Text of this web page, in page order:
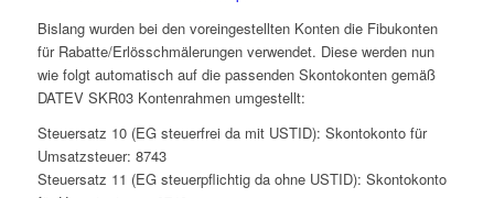
Bislang wurden bei den voreingestellten Konten die Fibukonten
für Rabatte/Erlösschmälerungen verwendet. Diese werden nun
wie folgt automatisch auf die passenden Skontokonten gemäß
DATEV SKR03 Kontenrahmen umgestellt:
Steuersatz 10 (EG steuerfrei da mit USTID): Skontokonto für
Umsatzsteuer: 8743
Steuersatz 11 (EG steuerpflichtig da ohne USTID): Skontokonto